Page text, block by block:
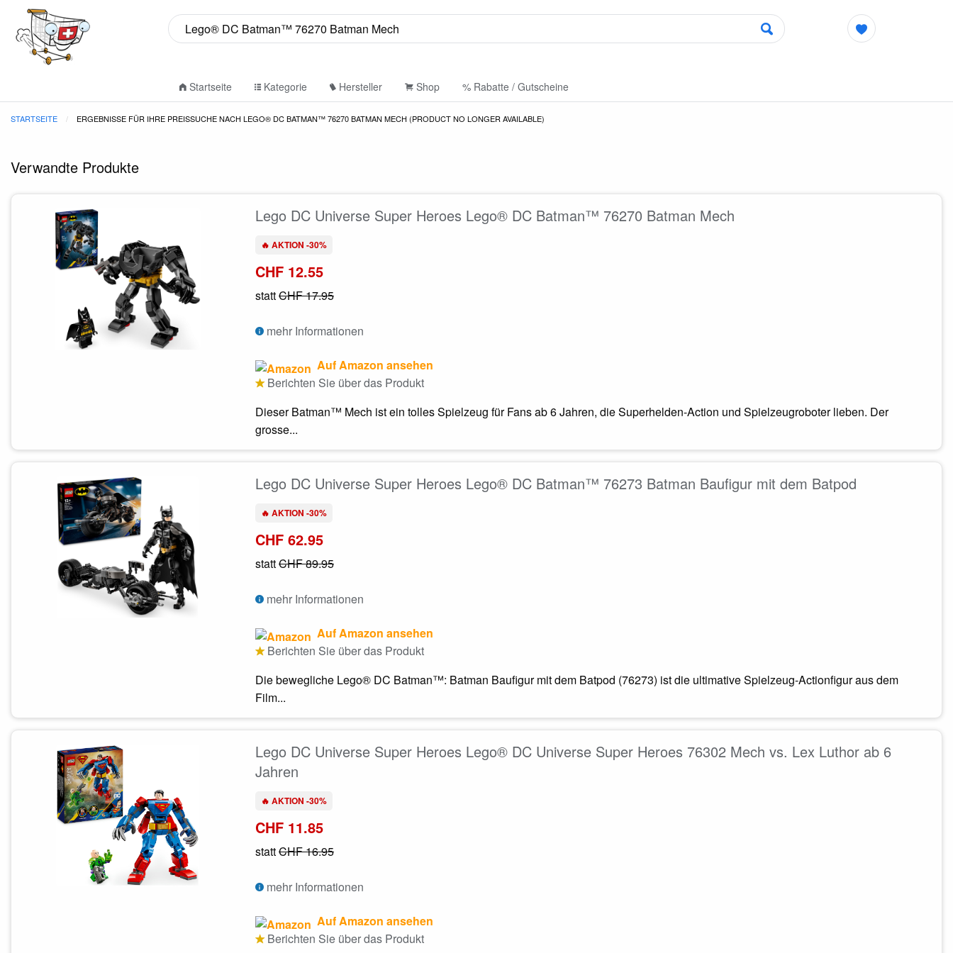
Startseite Kategorie Hersteller Shop % Rabatte / Gutscheine
STARTSEITE ERGEBNISSE FÜR IHRE PREISSUCHE NACH LEGO® DC BATMAN™ 76270 BATMAN MECH (PRODUCT NO LONGER AVAILABLE)
Verwandte Produkte
Lego DC Universe Super Heroes Lego® DC Batman™ 76270 Batman Mech
🔥 AKTION -30%
CHF 12.55
stattCHF 17.95
mehr Informationen
Auf Amazon ansehen
Berichten Sie über das Produkt
Dieser Batman™ Mech ist ein tolles Spielzeug für Fans ab 6 Jahren, die Superhelden-Action und Spielzeugroboter lieben. Der
grosse...
Lego DC Universe Super Heroes Lego® DC Batman™ 76273 Batman Baufigur mit dem Batpod
🔥 AKTION -30%
CHF 62.95
stattCHF 89.95
mehr Informationen
Auf Amazon ansehen
Berichten Sie über das Produkt
Die bewegliche Lego® DC Batman™: Batman Baufigur mit dem Batpod (76273) ist die ultimative Spielzeug-Actionfigur aus dem
Film...
Lego DC Universe Super Heroes Lego® DC Universe Super Heroes 76302 Mech vs. Lex Luthor ab 6
Jahren
🔥 AKTION -30%
CHF 11.85
stattCHF 16.95
mehr Informationen
Auf Amazon ansehen
Berichten Sie über das Produkt